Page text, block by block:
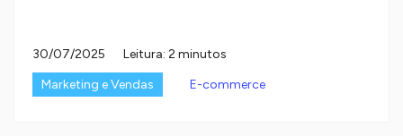
30/07/2025
Leitura: 2 minutos
Marketing e Vendas
E-commerce